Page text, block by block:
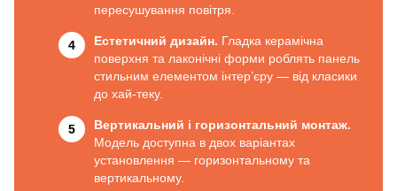
пересушування повітря.
Естетичний дизайн. Гладка керамічна
поверхня та лаконічні форми роблять панель
стильним елементом інтер’єру — від класики
до хай-теку.
Вертикальний і горизонтальний монтаж.
Модель доступна в двох варіантах
установлення — горизонтальному та
вертикальному.